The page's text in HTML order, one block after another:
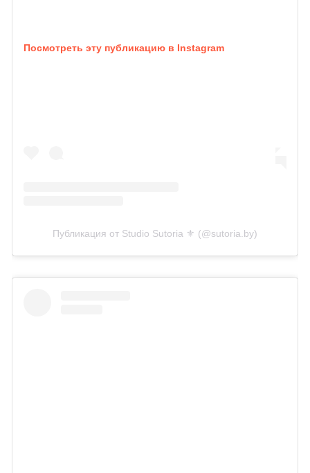
Посмотреть эту публикацию в Instagram
Публикация от Studio Sutoria ⚜️ (@sutoria.by)